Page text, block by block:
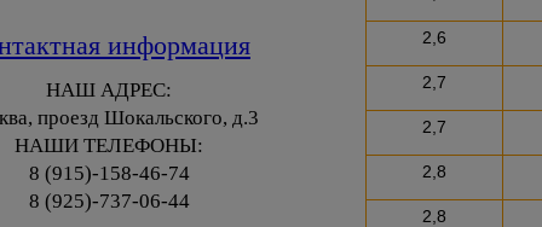
информация
НАШ АДРЕС:
проезд Шокальского, д.3
НАШИ ТЕЛЕФОНЫ:
8 (915)-158-46-74
8 (925)-737-06-44
2,6
2,7
2,7
2,8
2,8